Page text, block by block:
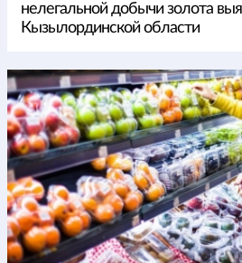
нелегальной добычи золота
Кызылординской области